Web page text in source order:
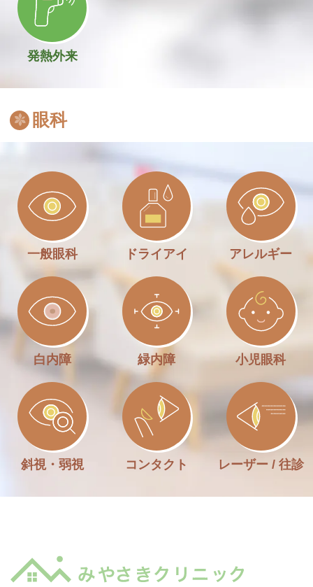
発熱外来
眼科
一般眼科 ドライアイ アレルギー
白内障 緑内障 小児眼科
斜視・弱視 コンタクト レーザー / 往診